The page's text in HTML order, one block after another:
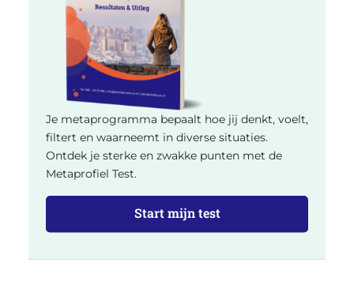
Je metaprogramma bepaalt hoe jij denkt, voelt,
filtert en waarneemt in diverse situaties.
Ontdek je sterke en zwakke punten met de
Metaprofiel Test.
Start mijn test